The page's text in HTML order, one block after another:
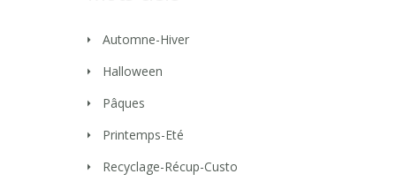
Automne-Hiver
Halloween
Pâques
Printemps-Eté
Recyclage-Récup-Custo